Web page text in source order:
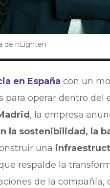
de nLighten
en España con un
para operar dentro del
, la empresa
la sostenibilidad, la
una
respalde la
de la compañía,